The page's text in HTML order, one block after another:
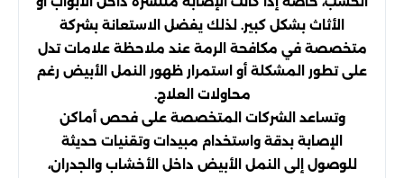
الأثاث بشكل كبير. لذلك يفضل الاستعانة بشركة
متخصصة في مكافحة الرمة عند ملاحظة علامات تدل
على تطور المشكلة أو استمرار ظهور النمل الأبيض رغم
محاولات العلاج.
وتساعد الشركات المتخصصة على فحص أماكن
الإصابة بدقة واستخدام مبيدات وتقنيات حديثة
للوصول إلى النمل الأبيض داخل الأخشاب والجدران،